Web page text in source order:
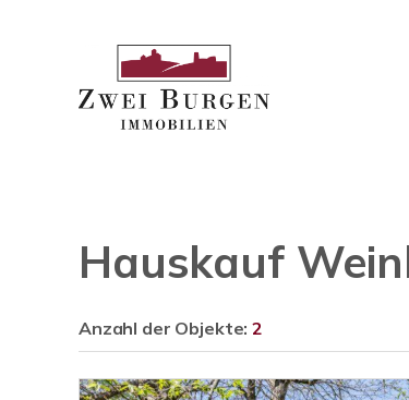
Hauskauf
Anzahl der Objekte:2